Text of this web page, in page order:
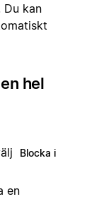
Du kan
hel
Blocka i
en